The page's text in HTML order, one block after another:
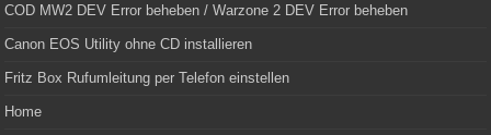
COD MW2 DEV Error beheben / Warzone 2 DEV Error beheben
Canon EOS Utility ohne CD installieren
Fritz Box Rufumleitung per Telefon einstellen
Home